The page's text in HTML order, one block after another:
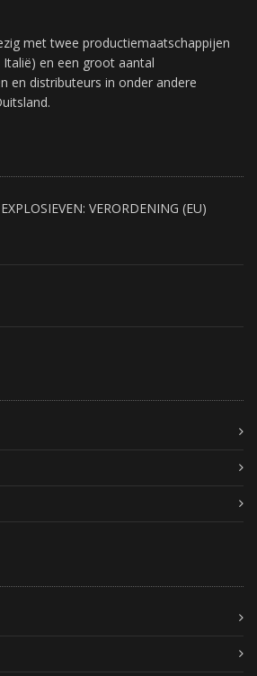
met twee productiemaatschappijen
Italië) en een groot aantal
en distributeurs in onder andere
VERORDENING (EU)